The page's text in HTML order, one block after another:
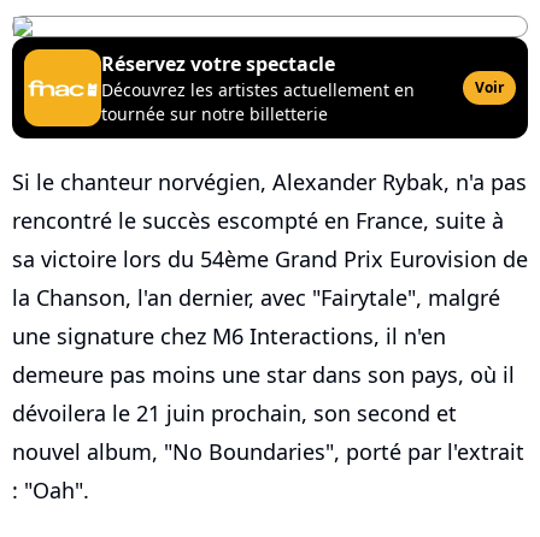
Réservez votre spectacle
Découvrez les artistes actuellement en
tournée sur notre billetterie
Voir
Si le chanteur norvégien, Alexander Rybak, n'a pas
rencontré le succès escompté en France, suite à
sa victoire lors du 54ème Grand Prix Eurovision de
la Chanson, l'an dernier, avec "Fairytale", malgré
une signature chez M6 Interactions, il n'en
demeure pas moins une star dans son pays, où il
dévoilera le 21 juin prochain, son second et
nouvel album, "No Boundaries", porté par l'extrait
: "Oah".